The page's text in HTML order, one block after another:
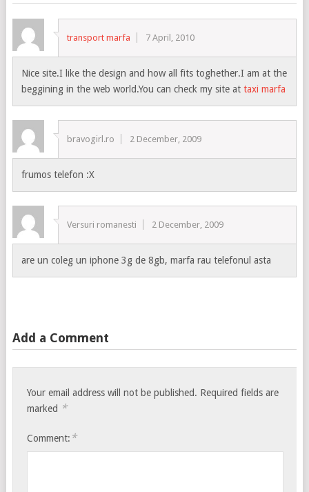
transport marfa 7 April, 2010
Nice site.I like the design and how all fits toghether.I am at the
beggining in the web world.You can check my site at taxi marfa
bravogirl.ro 2 December, 2009
frumos telefon :X
Versuri romanesti 2 December, 2009
are un coleg un iphone 3g de 8gb, marfa rau telefonul asta
Add a Comment
Your email address will not be published. Required fields are
marked *
Comment: *